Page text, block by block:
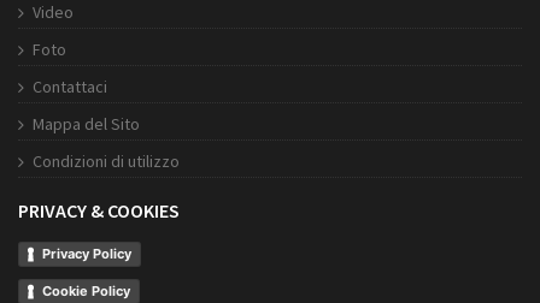
Video
Foto
Contattaci
Mappa del Sito
Condizioni di utilizzo
PRIVACY & COOKIES
Privacy Policy
Cookie Policy